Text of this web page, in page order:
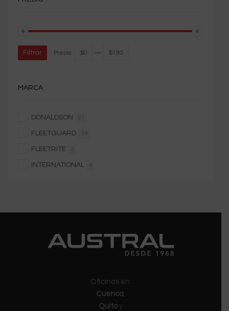
Filtrar Precio: $0 — $190
MARCA
DONALDSON 21
FLEETGUARD 34
FLEETRITE 2
INTERNATIONAL
Oficinas en:
Cuenca,
Quito y